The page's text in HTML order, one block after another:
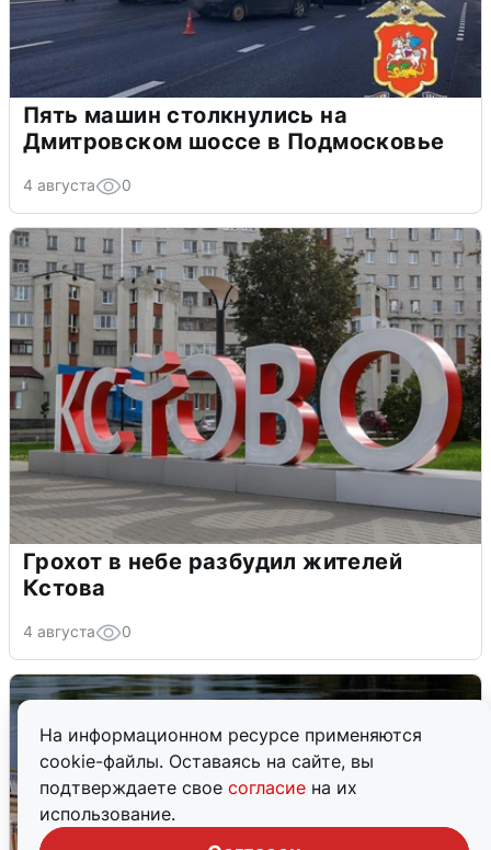
На информационном ресурсе применяются
cookie-файлы. Оставаясь на сайте, вы
подтверждаете свое согласие на их
использование.
Пять машин столкнулись на
Дмитровском шоссе в Подмосковье
4 августа 0
Грохот в небе разбудил жителей
Кстова
4 августа 0